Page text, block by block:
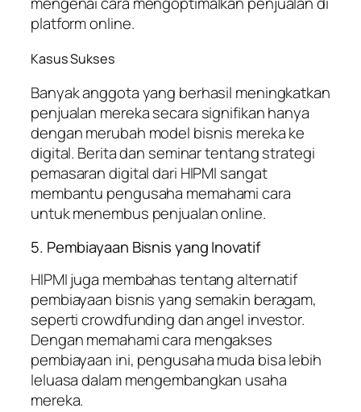
platform online.
Kasus Sukses
Banyak anggota yang berhasil meningkatkan
penjualan mereka secara signifikan hanya
dengan merubah model bisnis mereka ke
digital. Berita dan seminar tentang strategi
pemasaran digital dari HIPMI sangat
membantu pengusaha memahami cara
untuk menembus penjualan online.
5. Pembiayaan Bisnis yang Inovatif
HIPMI juga membahas tentang alternatif
pembiayaan bisnis yang semakin beragam,
seperti crowdfunding dan angel investor.
Dengan memahami cara mengakses
pembiayaan ini, pengusaha muda bisa lebih
leluasa dalam mengembangkan usaha
mereka.